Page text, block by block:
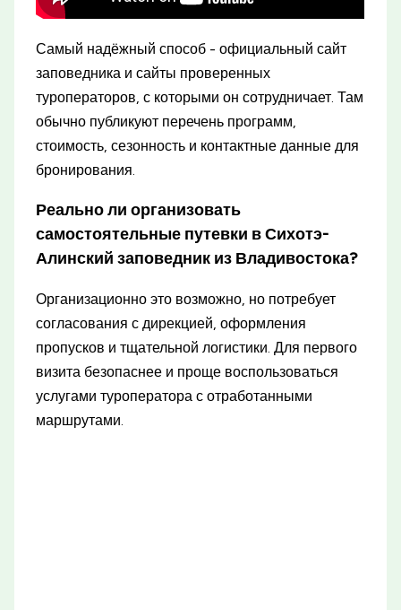
Самый надёжный способ - официальный сайт
заповедника и сайты проверенных
туроператоров, с которыми он сотрудничает. Там
обычно публикуют перечень программ,
стоимость, сезонность и контактные данные для
бронирования.
Реально ли организовать
самостоятельные путевки в Сихотэ-
Алинский заповедник из Владивостока?
Организационно это возможно, но потребует
согласования с дирекцией, оформления
пропусков и тщательной логистики. Для первого
визита безопаснее и проще воспользоваться
услугами туроператора с отработанными
маршрутами.